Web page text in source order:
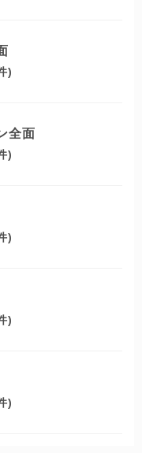
)
全面
)
)
)
)